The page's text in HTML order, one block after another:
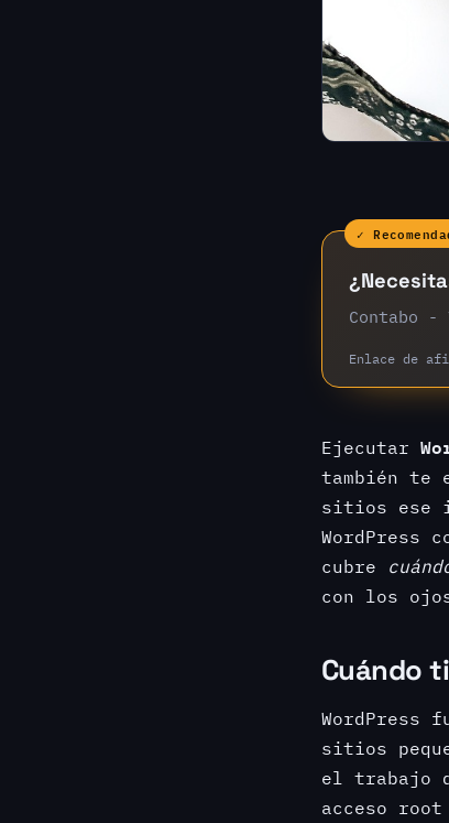
✓
Contabo -
Enlace de
Ejecutar
también te
sitios ese
WordPress
cubre
con los
Cuándo
WordPress
sitios
el trabajo
acceso